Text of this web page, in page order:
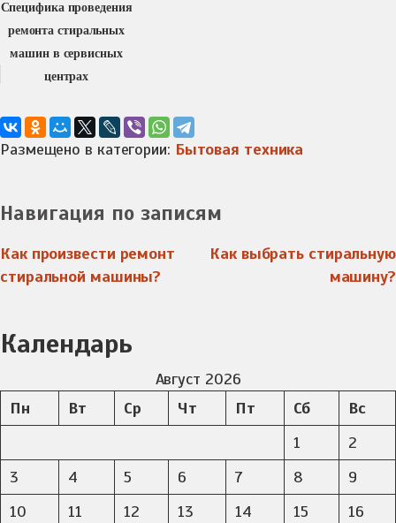
Специфика проведения
ремонта стиральных
машин в сервисных
центрах
Размещено в категории: Бытовая техника
Навигация по записям
Как произвести ремонт
стиральной машины?
Как выбрать стиральную
машину?
Календарь
Август 2026
Пн
Вт Ср Чт Пт Сб
Вс
1
2
3
4 5 6 7 8
9
10
11 12 13 14 15 16